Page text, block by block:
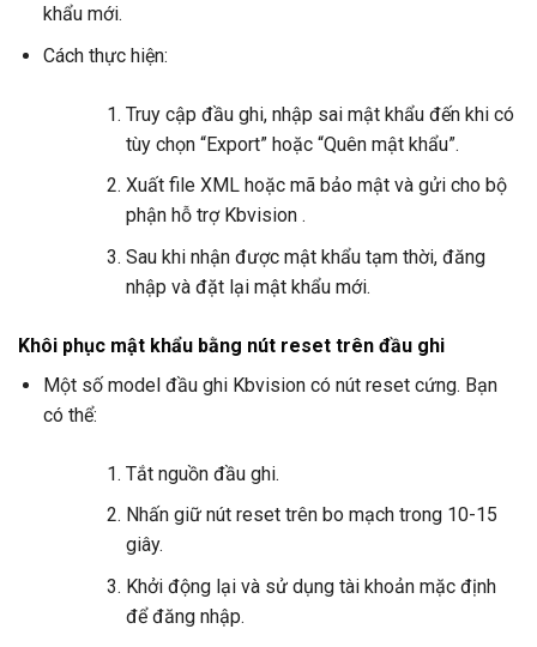
khẩu mới.
Cách thực hiện:
Truy cập đầu ghi, nhập sai mật khẩu đến khi có
tùy chọn “Export” hoặc “Quên mật khẩu”.
Xuất file XML hoặc mã bảo mật và gửi cho bộ
phận hỗ trợ Kbvision .
Sau khi nhận được mật khẩu tạm thời, đăng
nhập và đặt lại mật khẩu mới.
Khôi phục mật khẩu bằng nút reset trên đầu ghi
Một số model đầu ghi Kbvision có nút reset cứng. Bạn
có thể:
Tắt nguồn đầu ghi.
Nhấn giữ nút reset trên bo mạch trong 10-15
giây.
Khởi động lại và sử dụng tài khoản mặc định
để đăng nhập.